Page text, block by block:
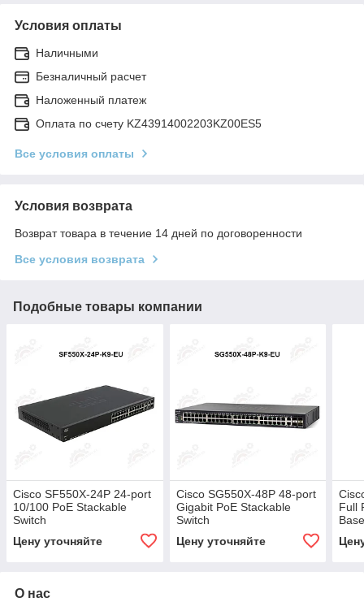
Условия оплаты
Наличными
Безналичный расчет
Наложенный платеж
Оплата по счету KZ43914002203KZ00ES5
Все условия оплаты
Условия возврата
Возврат товара в течение 14 дней по договоренности
Все условия возврата
Подобные товары компании
Cisco SF550X-24P 24-port
10/100 PoE Stackable
Switch
Цену уточняйте
Cisco SG550X-48P 48-port
Gigabit PoE Stackable
Switch
Цену уточняйте
Full
О нас